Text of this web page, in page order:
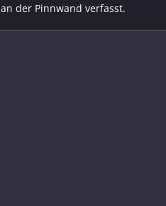
der Pinnwand verfasst.